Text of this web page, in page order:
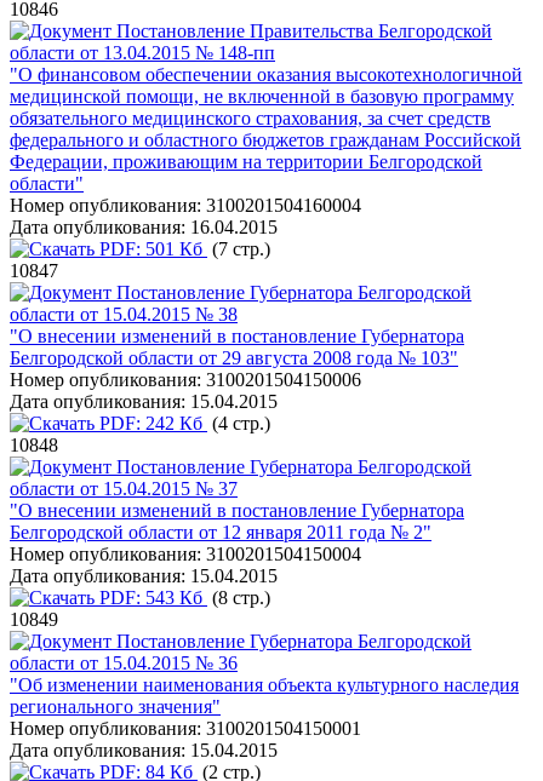
10846
Постановление Правительства Белгородской
области от 13.04.2015 № 148-пп
"О финансовом обеспечении оказания высокотехнологичной
медицинской помощи, не включенной в базовую программу
обязательного медицинского страхования, за счет средств
федерального и областного бюджетов гражданам Российской
Федерации, проживающим на территории Белгородской
области"
Номер опубликования: 3100201504160004
Дата опубликования: 16.04.2015
PDF: 501 Кб (7 стр.)
10847
Постановление Губернатора Белгородской
области от 15.04.2015 № 38
"О внесении изменений в постановление Губернатора
Белгородской области от 29 августа 2008 года № 103"
Номер опубликования: 3100201504150006
Дата опубликования: 15.04.2015
PDF: 242 Кб (4 стр.)
10848
Постановление Губернатора Белгородской
области от 15.04.2015 № 37
"О внесении изменений в постановление Губернатора
Белгородской области от 12 января 2011 года № 2"
Номер опубликования: 3100201504150004
Дата опубликования: 15.04.2015
PDF: 543 Кб (8 стр.)
10849
Постановление Губернатора Белгородской
области от 15.04.2015 № 36
"Об изменении наименования объекта культурного наследия
регионального значения"
Номер опубликования: 3100201504150001
Дата опубликования: 15.04.2015
PDF: 84 Кб (2 стр.)